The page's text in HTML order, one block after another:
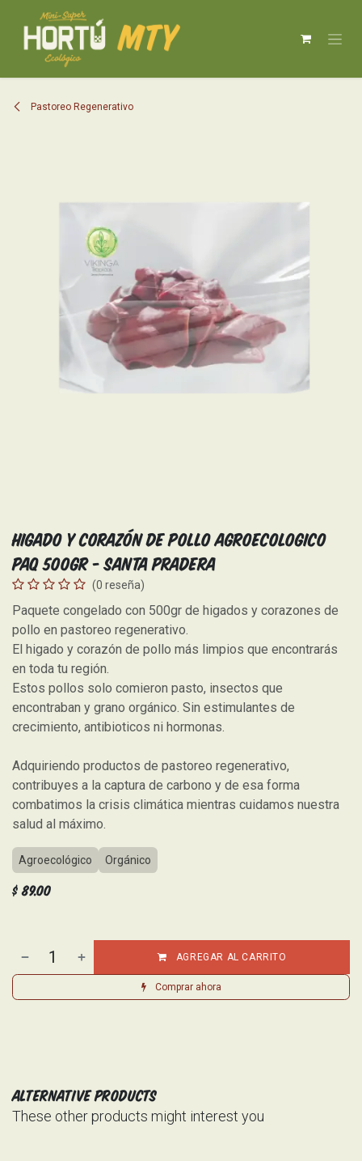
Pastoreo Regenerativo
Higado y Corazón de Pollo Agroecologico
Paq 500gr - Santa Pradera
(0 reseña)
Paquete congelado con 500gr de higados y corazones de
pollo en pastoreo regenerativo.
El higado y corazón de pollo más limpios que encontrarás
en toda tu región.
Estos pollos solo comieron pasto, insectos que
encontraban y grano orgánico. Sin estimulantes de
crecimiento, antibioticos ni hormonas.
Adquiriendo productos de pastoreo regenerativo,
contribuyes a la captura de carbono y de esa forma
combatimos la crisis climática mientras cuidamos nuestra
salud al máximo.
Agroecológico Orgánico
$89.00
AGREGAR AL CARRITO
Comprar ahora
Alternative Products
These other products might interest you